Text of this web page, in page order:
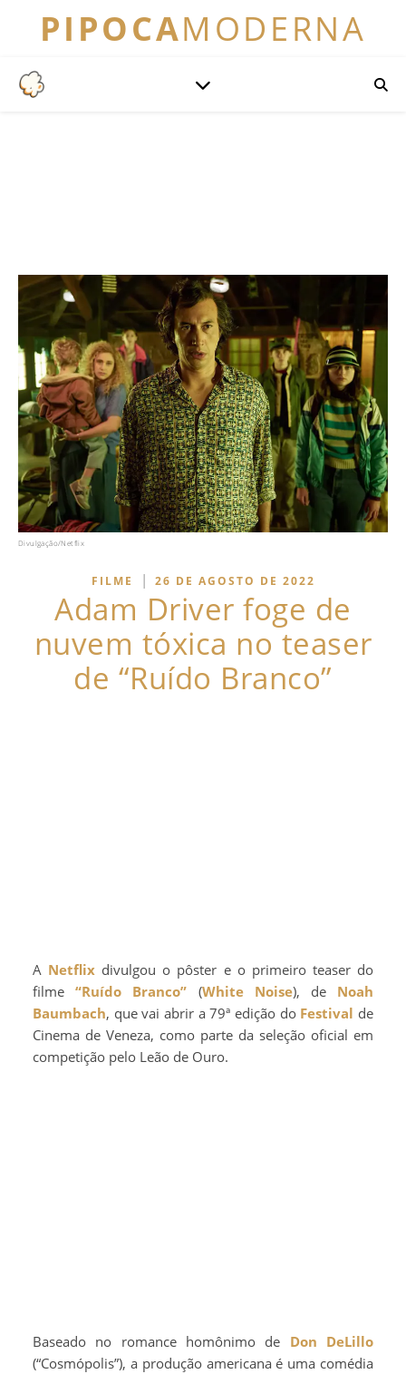
PIPOCAMODERNA
Divulgação/Netflix
FILME | 26 DE AGOSTO DE 2022
Adam Driver foge de
nuvem tóxica no teaser
de “Ruído Branco”
Netflix divulgou o pôster e o primeiro teaser do
filme“Ruído Branco” (White Noise), de Noah
Baumbach, que vai abrir a 79ª edição do Festival de
Cinema de Veneza, como parte da seleção oficial em
competição pelo Leão de Ouro.
Baseado no romance homônimo de Don DeLillo
(“Cosmópolis”), a produção americana é uma comédia